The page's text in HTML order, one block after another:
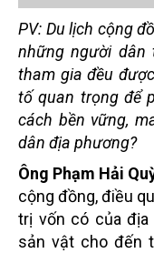
PV: Du lịch cộng
những người dân
tham gia đều
tố quan trọng để
cách bền vững,
dân địa phương?
Ông Phạm Hải
cộng đồng, điều
trị vốn có của địa
sản vật cho đến